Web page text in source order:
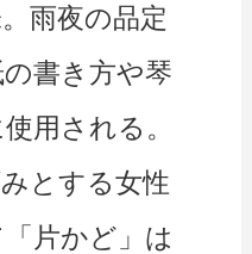
雨夜の品定
書き方や琴
用される。
とする女性
片かど」は